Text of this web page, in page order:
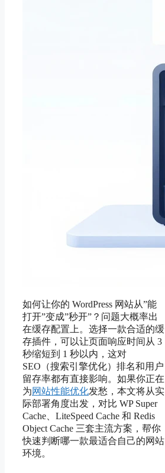
如何让你的 WordPress 网站从”能
打开”变成”秒开”？问题大概率出
在缓存配置上。选择一款合适的缓
存插件，可以让页面响应时间从 3
秒缩短到 1 秒以内，这对
SEO（搜索引擎优化）排名和用户
留存率都有直接影响。如果你正在
为网站性能优化发愁，本文将从实
际部署角度出发，对比 WP Super
Cache、LiteSpeed Cache 和 Redis
Object Cache 三套主流方案，帮你
快速判断哪一款最适合自己的网站
环境。